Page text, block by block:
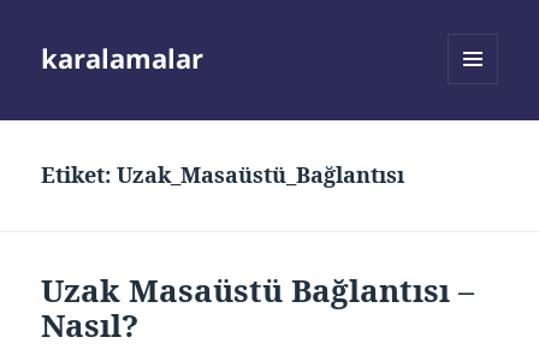
karalamalar
Etiket:Uzak_Masaüstü_Bağlantısı
Uzak Masaüstü Bağlantısı –
Nasıl?